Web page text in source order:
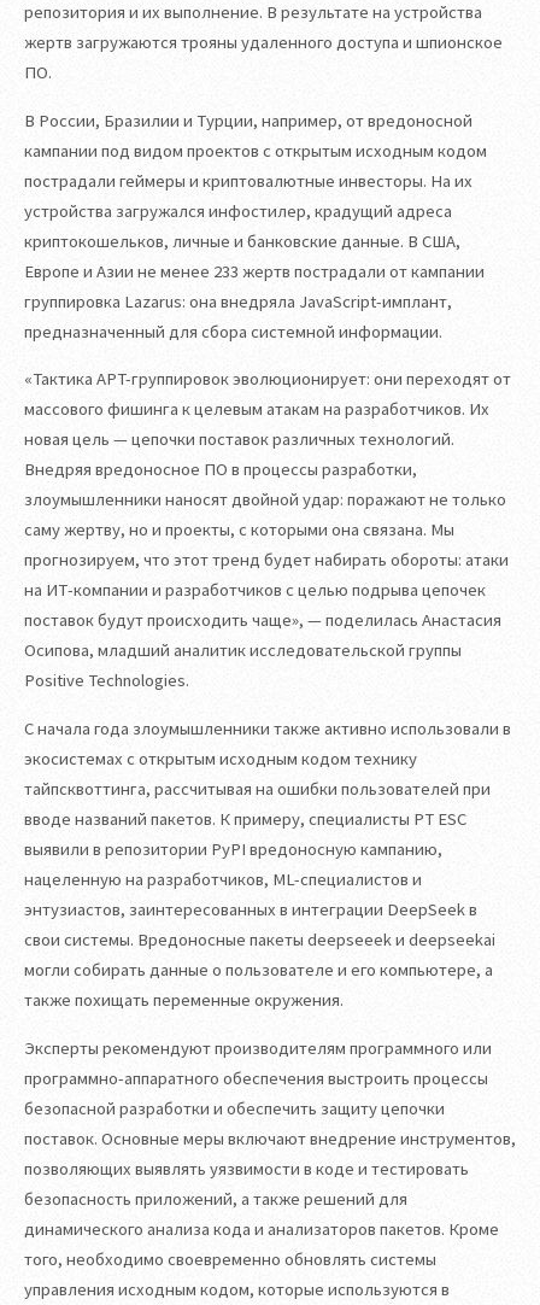
репозитория и их выполнение. В результате на устройства
жертв загружаются трояны удаленного доступа и шпионское
ПО.
В России, Бразилии и Турции, например, от вредоносной
кампании под видом проектов с открытым исходным кодом
пострадали геймеры и криптовалютные инвесторы. На их
устройства загружался инфостилер, крадущий адреса
криптокошельков, личные и банковские данные. В США,
Европе и Азии не менее 233 жертв пострадали от кампании
группировка Lazarus: она внедряла JavaScript-имплант,
предназначенный для сбора системной информации.
«Тактика APT-группировок эволюционирует: они переходят от
массового фишинга к целевым атакам на разработчиков. Их
новая цель — цепочки поставок различных технологий.
Внедряя вредоносное ПО в процессы разработки,
злоумышленники наносят двойной удар: поражают не только
саму жертву, но и проекты, с которыми она связана. Мы
прогнозируем, что этот тренд будет набирать обороты: атаки
на ИТ-компании и разработчиков с целью подрыва цепочек
поставок будут происходить чаще», — поделилась Анастасия
Осипова, младший аналитик исследовательской группы
Positive Technologies.
С начала года злоумышленники также активно использовали в
экосистемах с открытым исходным кодом технику
тайпсквоттинга, рассчитывая на ошибки пользователей при
вводе названий пакетов. К примеру, специалисты PT ESC
выявили в репозитории PyPI вредоносную кампанию,
нацеленную на разработчиков, ML-специалистов и
энтузиастов, заинтересованных в интеграции DeepSeek в
свои системы. Вредоносные пакеты deepseeek и deepseekai
могли собирать данные о пользователе и его компьютере, а
также похищать переменные окружения.
Эксперты рекомендуют производителям программного или
программно-аппаратного обеспечения выстроить процессы
безопасной разработки и обеспечить защиту цепочки
поставок. Основные меры включают внедрение инструментов,
позволяющих выявлять уязвимости в коде и тестировать
безопасность приложений, а также решений для
динамического анализа кода и анализаторов пакетов. Кроме
того, необходимо своевременно обновлять системы
управления исходным кодом, которые используются в